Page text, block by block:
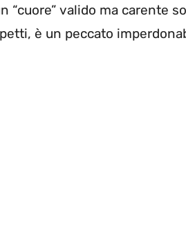
“cuore” valido ma carente
è un peccato